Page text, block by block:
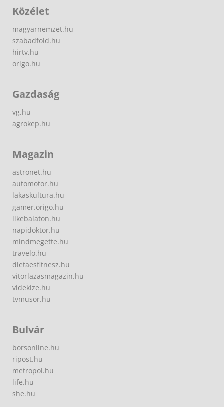
Közélet
magyarnemzet.hu
szabadfold.hu
hirtv.hu
origo.hu
Gazdaság
vg.hu
agrokep.hu
Magazin
astronet.hu
automotor.hu
lakaskultura.hu
gamer.origo.hu
likebalaton.hu
napidoktor.hu
mindmegette.hu
travelo.hu
dietaesfitnesz.hu
vitorlazasmagazin.hu
videkize.hu
tvmusor.hu
Bulvár
borsonline.hu
ripost.hu
metropol.hu
life.hu
she.hu